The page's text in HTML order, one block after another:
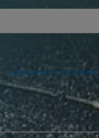
politique de confidentialité
à tout moment.